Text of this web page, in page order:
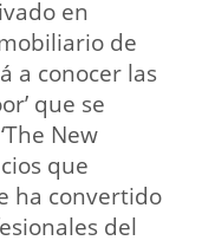
en
de
a conocer las
que se
New
que
ha convertido
del